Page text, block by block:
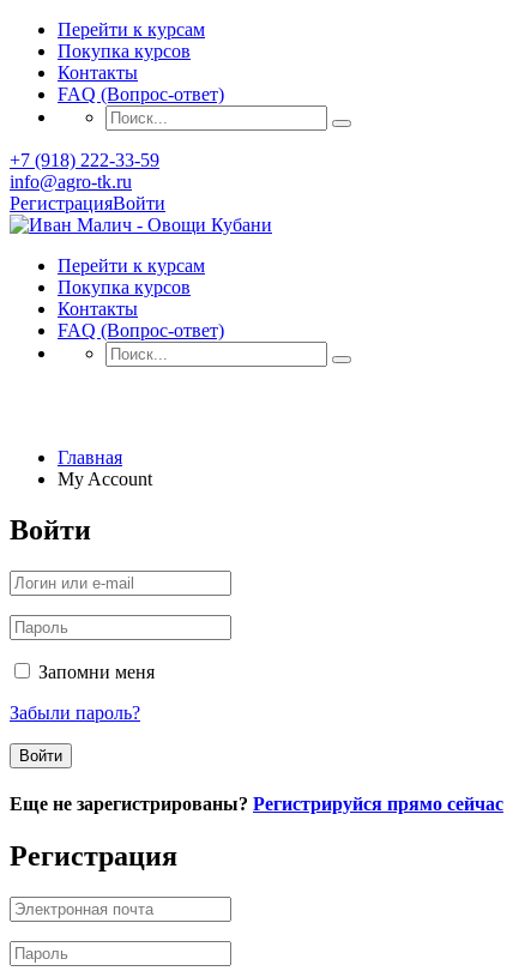
Перейти к курсам
Покупка курсов
Контакты
FAQ (Вопрос-ответ)
+7 (918) 222-33-59
info@agro-tk.ru
РегистрацияВойти
Перейти к курсам
Покупка курсов
Контакты
FAQ (Вопрос-ответ)
Главная
My Account
Войти
Запомни меня
Забыли пароль?
Еще не зарегистрированы? Регистрируйся прямо сейчас
Регистрация